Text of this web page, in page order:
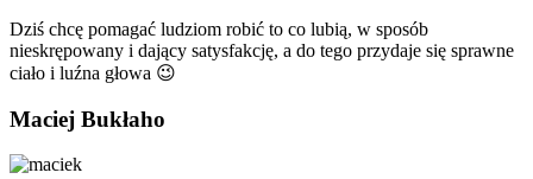
Dziś chcę pomagać ludziom robić to co lubią, w sposób
nieskrępowany i dający satysfakcję, a do tego przydaje się sprawne
ciało i luźna głowa 😉
Maciej Bukłaho